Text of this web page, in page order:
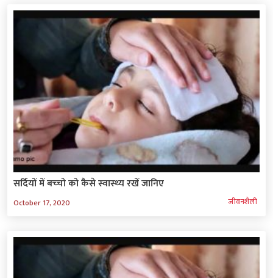
सर्दियों में बच्‍चो को कैसे स्‍वास्‍थ्‍य रखें जानिए
October 17, 2020 जीवनशैली